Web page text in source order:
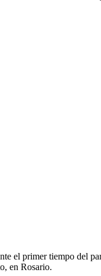
el primer tiempo del
en Rosario.